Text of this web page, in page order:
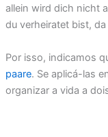
allein wird dich nicht
du verheiratet bist,
Por isso, indicamos
paare. Se aplicá-las
organizar a vida a